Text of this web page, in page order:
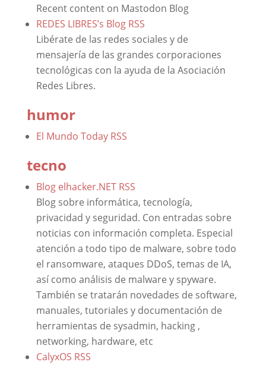
Recent content on Mastodon Blog
REDES LIBRES’s Blog RSS
Libérate de las redes sociales y de
mensajería de las grandes corporaciones
tecnológicas con la ayuda de la Asociación
Redes Libres.
humor
El Mundo Today RSS
tecno
Blog elhacker.NET RSS
Blog sobre informática, tecnología,
privacidad y seguridad. Con entradas sobre
noticias con información completa. Especial
atención a todo tipo de malware, sobre todo
el ransomware, ataques DDoS, temas de IA,
así como análisis de malware y spyware.
También se tratarán novedades de software,
manuales, tutoriales y documentación de
herramientas de sysadmin, hacking ,
networking, hardware, etc
CalyxOS RSS